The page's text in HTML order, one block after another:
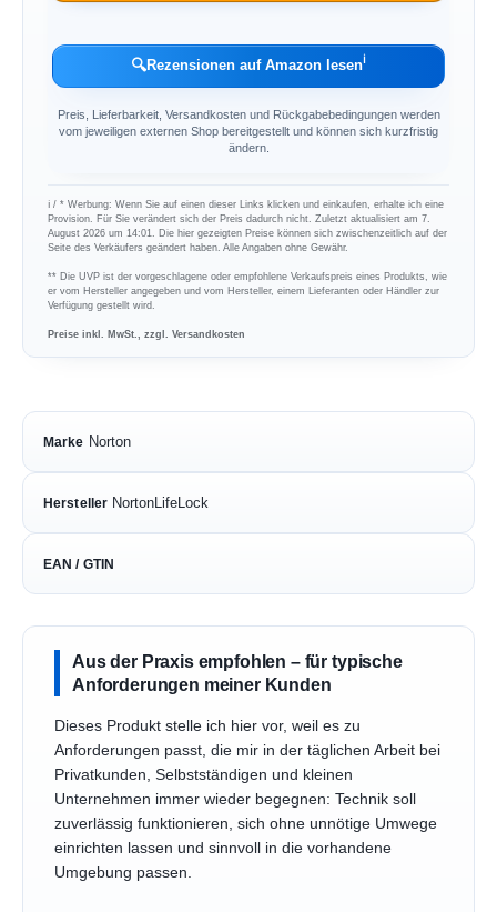
🔍Rezensionen auf Amazon lesenℹ︎
Preis, Lieferbarkeit, Versandkosten und Rückgabebedingungen werden
vom jeweiligen externen Shop bereitgestellt und können sich kurzfristig
ändern.
ℹ︎ / * Werbung: Wenn Sie auf einen dieser Links klicken und einkaufen, erhalte ich eine
Provision. Für Sie verändert sich der Preis dadurch nicht. Zuletzt aktualisiert am 7.
August 2026 um 14:01. Die hier gezeigten Preise können sich zwischenzeitlich auf der
Seite des Verkäufers geändert haben. Alle Angaben ohne Gewähr.
** Die UVP ist der vorgeschlagene oder empfohlene Verkaufspreis eines Produkts, wie
er vom Hersteller angegeben und vom Hersteller, einem Lieferanten oder Händler zur
Verfügung gestellt wird.
Preise inkl. MwSt., zzgl. Versandkosten
Marke Norton
Hersteller NortonLifeLock
EAN / GTIN
Aus der Praxis empfohlen – für typische
Anforderungen meiner Kunden
Dieses Produkt stelle ich hier vor, weil es zu
Anforderungen passt, die mir in der täglichen Arbeit bei
Privatkunden, Selbstständigen und kleinen
Unternehmen immer wieder begegnen: Technik soll
zuverlässig funktionieren, sich ohne unnötige Umwege
einrichten lassen und sinnvoll in die vorhandene
Umgebung passen.